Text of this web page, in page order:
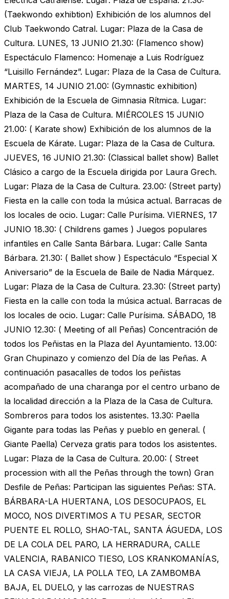
(Taekwondo exhibtion) Exhibición de los alumnos del
Club Taekwondo Catral. Lugar: Plaza de la Casa de
Cultura. LUNES, 13 JUNIO 21.30: (Flamenco show)
Espectáculo Flamenco: Homenaje a Luis Rodríguez
“Luisillo Fernández”. Lugar: Plaza de la Casa de Cultura.
MARTES, 14 JUNIO 21.00: (Gymnastic exhibition)
Exhibición de la Escuela de Gimnasia Rítmica. Lugar:
Plaza de la Casa de Cultura. MIÉRCOLES 15 JUNIO
21.00: ( Karate show) Exhibición de los alumnos de la
Escuela de Kárate. Lugar: Plaza de la Casa de Cultura.
JUEVES, 16 JUNIO 21.30: (Classical ballet show) Ballet
Clásico a cargo de la Escuela dirigida por Laura Grech.
Lugar: Plaza de la Casa de Cultura. 23.00: (Street party)
Fiesta en la calle con toda la música actual. Barracas de
los locales de ocio. Lugar: Calle Purísima. VIERNES, 17
JUNIO 18.30: ( Childrens games ) Juegos populares
infantiles en Calle Santa Bárbara. Lugar: Calle Santa
Bárbara. 21.30: ( Ballet show ) Espectáculo “Especial X
Aniversario” de la Escuela de Baile de Nadia Márquez.
Lugar: Plaza de la Casa de Cultura. 23.30: (Street party)
Fiesta en la calle con toda la música actual. Barracas de
los locales de ocio. Lugar: Calle Purísima. SÁBADO, 18
JUNIO 12.30: ( Meeting of all Peñas) Concentración de
todos los Peñistas en la Plaza del Ayuntamiento. 13.00:
Gran Chupinazo y comienzo del Día de las Peñas. A
continuación pasacalles de todos los peñistas
acompañado de una charanga por el centro urbano de
la localidad dirección a la Plaza de la Casa de Cultura.
Sombreros para todos los asistentes. 13.30: Paella
Gigante para todas las Peñas y pueblo en general. (
Giante Paella) Cerveza gratis para todos los asistentes.
Lugar: Plaza de la Casa de Cultura. 20.00: ( Street
procession with all the Peñas through the town) Gran
Desfile de Peñas: Participan las siguientes Peñas: STA.
BÁRBARA-LA HUERTANA, LOS DESOCUPAOS, EL
MOCO, NOS DIVERTIMOS A TU PESAR, SECTOR
PUENTE EL ROLLO, SHAO-TAL, SANTA ÁGUEDA, LOS
DE LA COLA DEL PARO, LA HERRADURA, CALLE
VALENCIA, RABANICO TIESO, LOS KRANKOMANÍAS,
LA CASA VIEJA, LA POLLA TEO, LA ZAMBOMBA
BAJA, EL DUELO, y las carrozas de NUESTRAS